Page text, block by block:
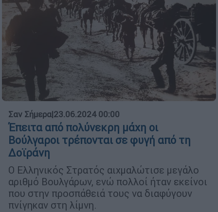
Σαν Σήμερα|23.06.2024 00:00
Έπειτα από πολύνεκρη μάχη οι
Βούλγαροι τρέπονται σε φυγή από τη
Δοϊράνη
Ο Ελληνικός Στρατός αιχμαλώτισε μεγάλο
αριθμό Βουλγάρων, ενώ πολλοί ήταν εκείνοι
που στην προσπάθειά τους να διαφύγουν
πνίγηκαν στη λίμνη.